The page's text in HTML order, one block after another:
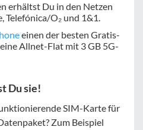
erhältst Du in den Netzen
Telefónica/O₂ und 1&1.
einen der besten Gratis-
Allnet-Flat mit 3 GB 5G-
Du sie!
SIM-Karte für
Zum Beispiel